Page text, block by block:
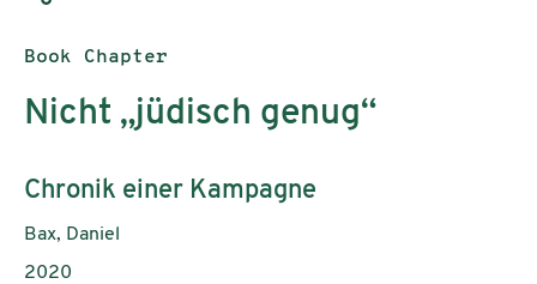
Publication type:
Book Chapter
Nicht „jüdisch genug“
Subtitle:
Chronik einer Kampagne
Authors:
Bax, Daniel
Publication year:
2020